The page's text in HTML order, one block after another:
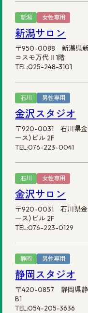
新潟 女性専用
新潟サロン
〒950-0088 新潟県新
コスモ万代Ⅱ1階
TEL:025-248-3101
石川 男性専用
金沢スタジオ
〒920-0031 石川県金
ース）ビル 2F
TEL:076-223-0041
石川 女性専用
金沢サロン
〒920-0031 石川県金
ース）ビル 2F
TEL:076-223-0129
静岡 男性専用
静岡スタジオ
〒420-0857 静岡県静
B1
TEL:054-205-3636